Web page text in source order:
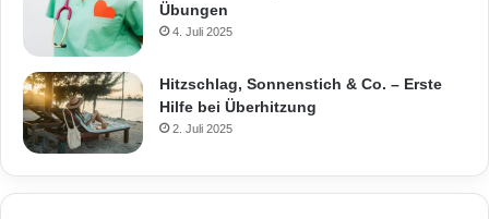
Übungen
4. Juli 2025
Hitzschlag, Sonnenstich & Co. – Erste
Hilfe bei Überhitzung
2. Juli 2025